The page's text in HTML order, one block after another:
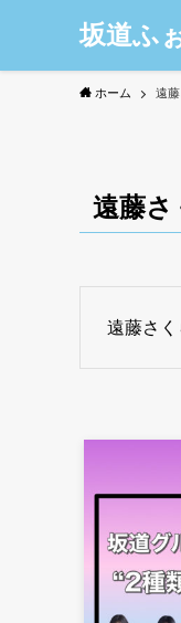
坂道ふ
ホーム 遠
遠藤さ
遠藤さく